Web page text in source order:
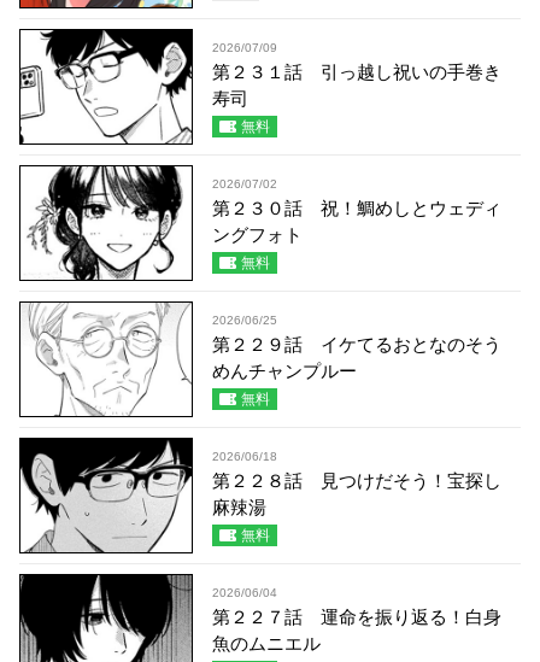
2026/07/09
第２３１話 引っ越し祝いの手巻き
寿司
無料
2026/07/02
第２３０話 祝！鯛めしとウェディ
ングフォト
無料
2026/06/25
第２２９話 イケてるおとなのそう
めんチャンプルー
無料
2026/06/18
第２２８話 見つけだそう！宝探し
麻辣湯
無料
2026/06/04
第２２７話 運命を振り返る！白身
魚のムニエル